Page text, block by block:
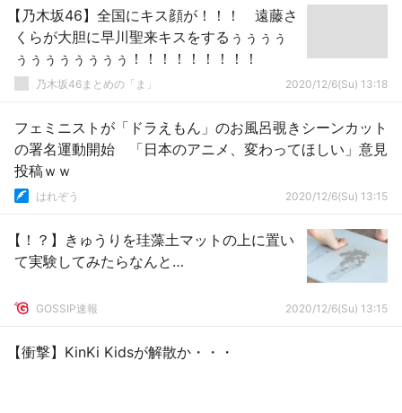
【乃木坂46】全国にキス顔が！！！ 遠藤さ
くらが大胆に早川聖来キスをするぅぅぅぅ
ぅぅぅぅぅぅぅぅ！！！！！！！！！
乃木坂46まとめの「ま」 2020/12/6(Su) 13:18
フェミニストが「ドラえもん」のお風呂覗きシーンカット
の署名運動開始 「日本のアニメ、変わってほしい」意見
投稿ｗｗ
はれぞう 2020/12/6(Su) 13:15
【！？】きゅうりを珪藻土マットの上に置い
て実験してみたらなんと…
GOSSIP速報 2020/12/6(Su) 13:15
【衝撃】KinKi Kidsが解散か・・・